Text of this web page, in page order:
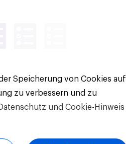
Speicherung von Cookies auf
zu verbessern und zu
Datenschutz und Cookie-Hinweis